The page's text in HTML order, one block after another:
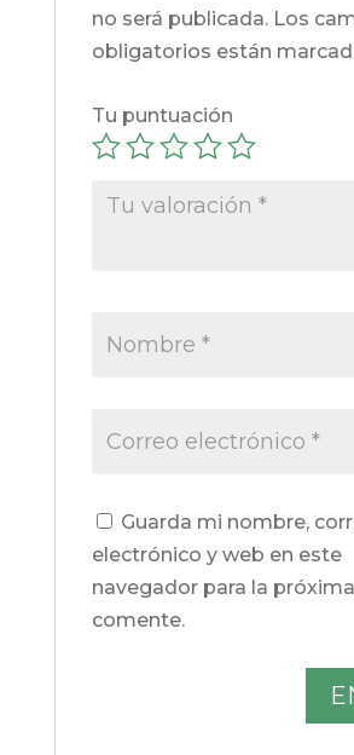
no será publicada. Los
obligatorios están
Tu puntuación
Guarda mi nombre,
electrónico y web en este
navegador para la
comente.